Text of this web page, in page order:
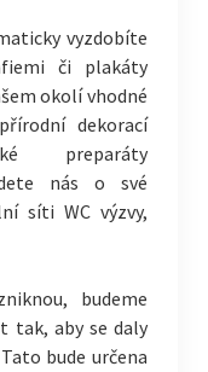
vyzdobíte
či plakáty
okolí vhodné
dekorací
preparáty
nás o své
síti WC výzvy,
budeme
tak, aby se daly
bude určena